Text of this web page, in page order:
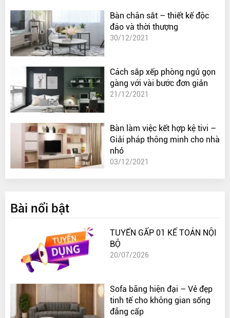
Bàn chân sắt – thiết kế độc
đáo và thời thượng
30/12/2021
Cách sắp xếp phòng ngủ gọn
gàng với vài bước đơn giản
21/12/2021
Bàn làm việc kết hợp kệ tivi –
Giải pháp thông minh cho nhà
nhỏ
03/12/2021
Bài nổi bật
TUYỂN GẤP 01 KẾ TOÁN NỘI
BỘ
20/07/2026
Sofa băng hiện đại – Vẻ đẹp
tinh tế cho không gian sống
đẳng cấp